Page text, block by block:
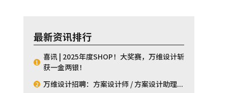
最新资讯排行
1
喜讯 | 2025年度SHOP！大奖赛，万维设计斩
获一金两银！
2 万维设计招聘：方案设计师 / 方案设计助理...